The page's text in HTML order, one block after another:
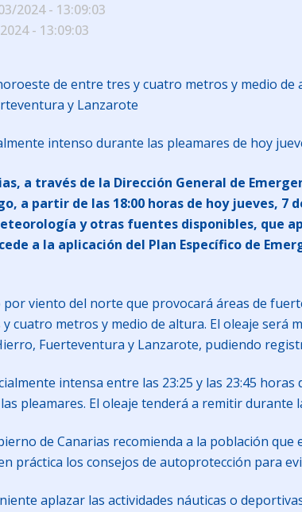
2024 - 13:09:03
- 13:09:03
de entre tres y cuatro metros y medio
y Lanzarote
intenso durante las pleamares de hoy
a través de la Dirección General de
a partir de las 18:00 horas de hoy jueves,
y otras fuentes disponibles, que
a la aplicación del Plan Específico de
viento del norte que provocará áreas de
cuatro metros y medio de altura. El oleaje será
Fuerteventura y Lanzarote, pudiendo
intensa entre las 23:25 y las 23:45
pleamares. El oleaje tenderá a remitir durante
de Canarias recomienda a la población
práctica los consejos de autoprotección para
aplazar las actividades náuticas o